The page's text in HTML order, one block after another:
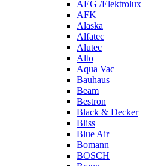
AEG /Elektrolux
AFK
Alaska
Alfatec
Alutec
Alto
Aqua Vac
Bauhaus
Beam
Bestron
Black & Decker
Bliss
Blue Air
Bomann
BOSCH